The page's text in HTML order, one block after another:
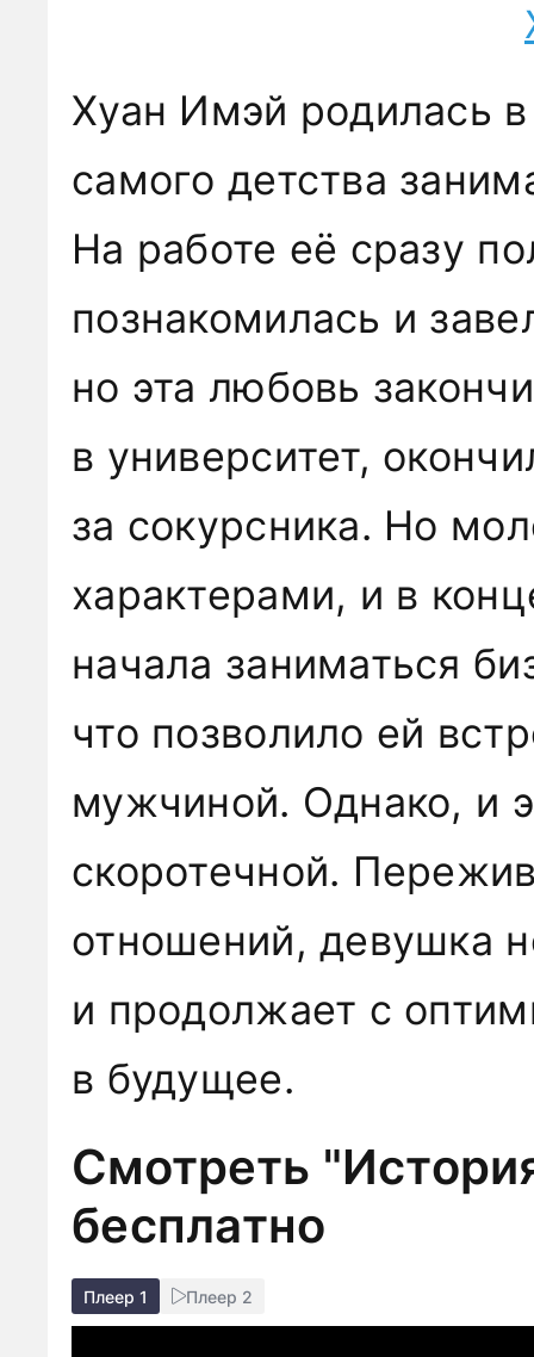
Хуан Имэй родилась
самого детства
На работе её сразу
познакомилась и
но эта любовь
в университет,
за сокурсника. Но
характерами, и в
начала заниматься
что позволило ей
мужчиной. Однако, и
скоротечной.
отношений, девушка
и продолжает с
в будущее.
Смотреть
бесплатно
Плеер 1 Плеер 2